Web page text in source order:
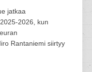
jatkaa
2026, kun
Rantaniemi siirtyy